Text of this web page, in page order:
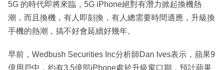
5G 的時代即將來臨，5G iPhone絕對有潛力掀起換機熱
潮，而且換機，有人即刻換，有人總需要時間適應，升級換
手機的熱潮，搞不好會延續好幾年。
早前，Wedbush Securities Inc分析師Dan Ives表示，蘋果9
億用戶中，約有3.5億部iPhone處於升級窗口期，預計蘋果